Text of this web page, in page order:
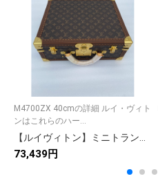
M4700ZX 40cmの詳細 ルイ・ヴィト
ンはこれらのハー...
【ルイヴィトン】ミニトランク 小物収納ボックス モノグラムキャンバス ヴィンテージ風 高級感のある逸品
73,439円